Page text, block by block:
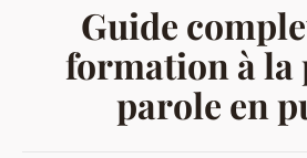
Guide
formation à la
parole en